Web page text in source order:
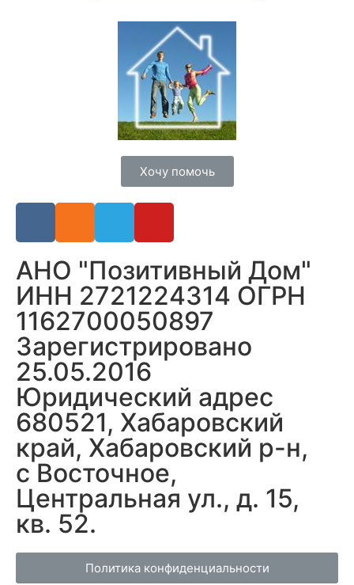
Хочу помочь
АНО "Позитивный Дом"
ИНН 2721224314 ОГРН
1162700050897
Зарегистрировано
25.05.2016
Юридический адрес
680521, Хабаровский
край, Хабаровский р-н,
с Восточное,
Центральная ул., д. 15,
кв. 52.
Политика конфиденциальности